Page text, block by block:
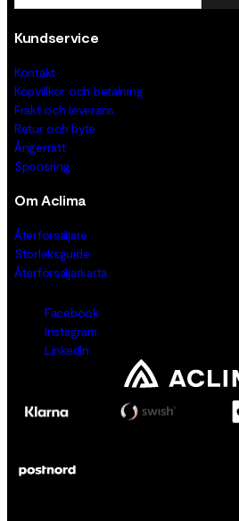
Kundservice
Kontakt
Köpvillkor och betalning
Frakt och leverans
Retur och byte
Ångerrätt
Sponsring
Om Aclima
Återförsäljare
Storleksguide
Återförsäljarkarta
Facebook
Instagram
LinkedIn